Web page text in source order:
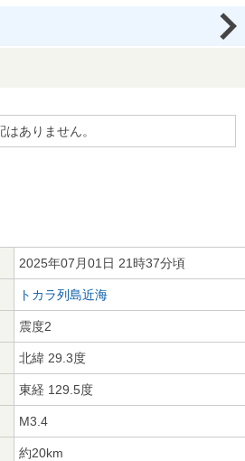
ありません。
2025年07月01日 21時37分頃
トカラ列島近海
震度2
北緯 29.3度
東経 129.5度
M3.4
約20km